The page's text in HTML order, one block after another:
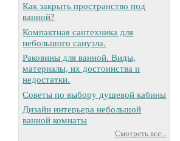
Как закрыть пространство под
ванной?
Компактная сантехника для
небольшого санузла.
Раковины для ванной. Виды,
материалы, их достоинства и
недостатки.
Советы по выбору душевой кабины
Дизайн интерьера небольшой
ванной комнаты
Смотреть все...